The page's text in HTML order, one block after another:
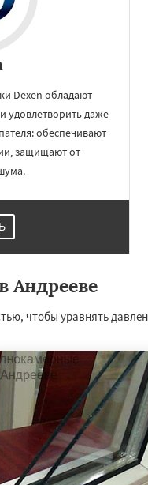
Dexen обладают
удовлетворить даже
обеспечивают
защищают от
Андрееве
чтобы уравнять